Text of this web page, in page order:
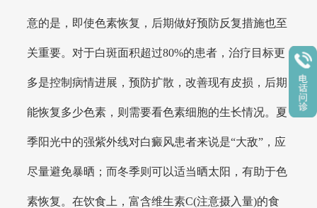
意的是，即使色素恢复，后期做好预防反复措施也至
关重要。对于白斑面积超过80%的患者，治疗目标更
多是控制病情进展，预防扩散，改善现有皮损，后期
能恢复多少色素，则需要看色素细胞的生长情况。夏
季阳光中的强紫外线对白癜风患者来说是“大敌”，应
尽量避免暴晒；而冬季则可以适当晒太阳，有助于色
素恢复。在饮食上，富含维生素C(注意摄入量)的食